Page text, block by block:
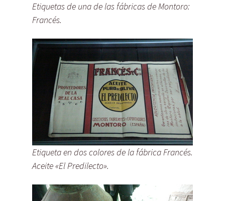
Etiquetas de una de las fábricas de Montoro:
Francés.
Etiqueta en dos colores de la fábrica Francés.
Aceite «El Predilecto».